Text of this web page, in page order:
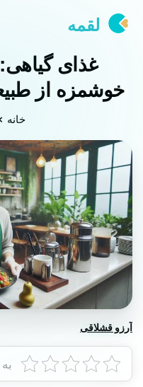
لقمه
غذای
خوشمزه از
خانه
آرزو قشلاقی